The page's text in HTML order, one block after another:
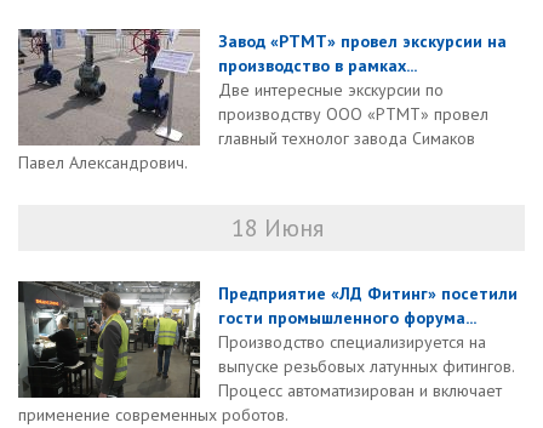
Завод «РТМТ» провел экскурсии на
производство в рамках...
Две интересные экскурсии по
производству ООО «РТМТ» провел
главный технолог завода Симаков
Павел Александрович.
18 Июня
Предприятие «ЛД Фитинг» посетили
гости промышленного форума...
Производство специализируется на
выпуске резьбовых латунных фитингов.
Процесс автоматизирован и включает
применение современных роботов.